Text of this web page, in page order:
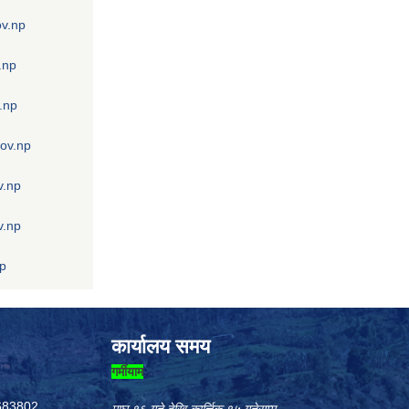
कार्यालय समय
गर्मीयाम